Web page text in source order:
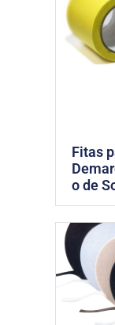
Fitas
o de